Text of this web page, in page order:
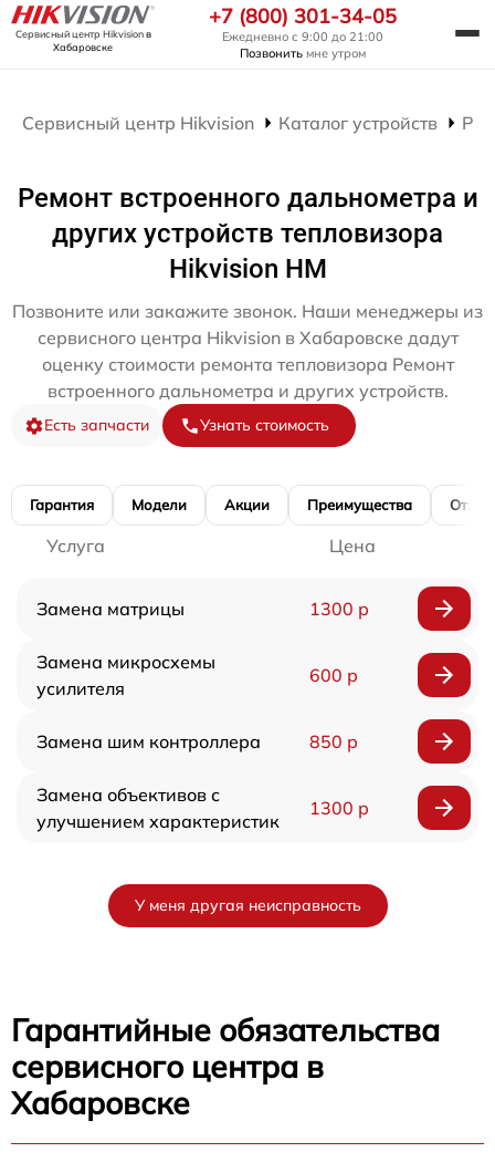
Сервисный центр Hikvisionв
Хабаровске
+7 (800) 301-34-05
Ежедневно с 9:00 до 21:00
Позвонить мне утром
Сервисный центр Hikvision Каталог устройств
Ремонт встроенного дальнометра и
других устройств тепловизора
Hikvision HM
Позвоните или закажите звонок. Наши менеджеры из
сервисного центра Hikvision в Хабаровске дадут
оценку стоимости ремонта тепловизора Ремонт
встроенного дальнометра и других устройств.
Есть запчасти Узнать стоимость
Гарантия Модели Акции Преимущества
Услуга Цена
Замена матрицы 1300 р
Замена микросхемы
усилителя
600 р
Замена шим контроллера 850 р
Замена объективов с
улучшением характеристик
1300 р
У меня другая неисправность
Гарантийные обязательства
сервисного центра в
Хабаровске